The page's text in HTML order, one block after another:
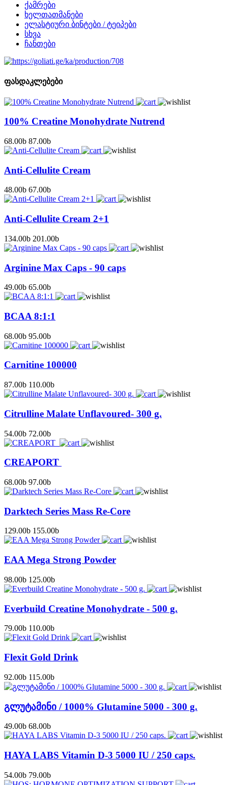
ქამრები
ხელთათმანები
ელასტიური ბინტები / ტეიპები
სხვა
ჩანთები
ფასდაკლებები
100% Creatine Monohydrate Nutrend
68.00b 87.00b
Anti-Cellulite Cream
48.00b 67.00b
Anti-Cellulite Cream 2+1
134.00b 201.00b
Arginine Max Caps - 90 caps
49.00b 65.00b
BCAA 8:1:1
68.00b 95.00b
Carnitine 100000
87.00b 110.00b
Citrulline Malate Unflavoured- 300 g.
54.00b 72.00b
CREAPORT
68.00b 97.00b
Darktech Series Mass Re-Core
129.00b 155.00b
EAA Mega Strong Powder
98.00b 125.00b
Everbuild Creatine Monohydrate - 500 g.
79.00b 110.00b
Flexit Gold Drink
92.00b 115.00b
გლუტამინი / 1000% Glutamine 5000 - 300 g.
49.00b 68.00b
HAYA LABS Vitamin D-3 5000 IU / 250 caps.
54.00b 79.00b